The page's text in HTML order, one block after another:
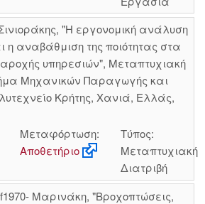
"Η εργονομική ανάλυση
η αναβάθμιση της ποιότητας στα
υπηρεσιών", Μεταπτυχιακή
Μηχανικών Παραγωγής και
Κρήτης, Χανιά, Ελλάς,
Μεταφόρτωση:
Αποθετήριο
Τύπος:
Μεταπτυχιακή
Διατριβή
Μαρινάκη, "Βροχοπτώσεις,